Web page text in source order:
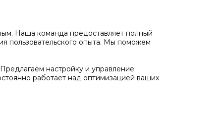
Наша команда предоставляет полный
пользовательского опыта. Мы поможем
настройку и управление
работает над оптимизацией ваших